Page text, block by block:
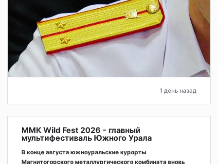
1 день назад
ММК Wild Fest 2026 - главный
мультифестиваль Южного Урала
В конце августа южноуральские курорты
Магнитогорского металлургического комбината вновь